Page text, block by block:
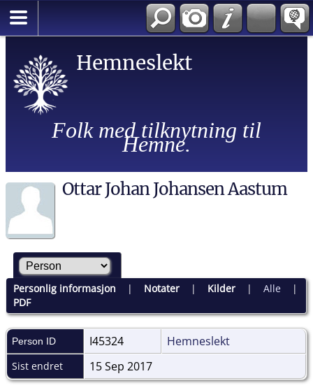
Hemneslekt
Folk med tilknytning til
Hemne.
Ottar Johan Johansen Aastum
Personlig informasjon | Notater| Kilder| Alle|
PDF
Person ID I45324 Hemneslekt
Sist endret 15 Sep 2017